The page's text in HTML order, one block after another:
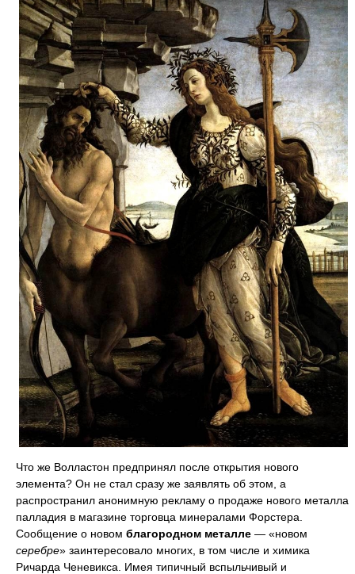
Что же Волластон предпринял после открытия нового
элемента? Он не стал сразу же заявлять об этом, а
распространил анонимную рекламу о продаже нового металла
палладия в магазине торговца минералами Форстера.
Сообщение о новом благородном металле — «новом
серебре» заинтересовало многих, в том числе и химика
Ричарда Ченевикса. Имея типичный вспыльчивый и